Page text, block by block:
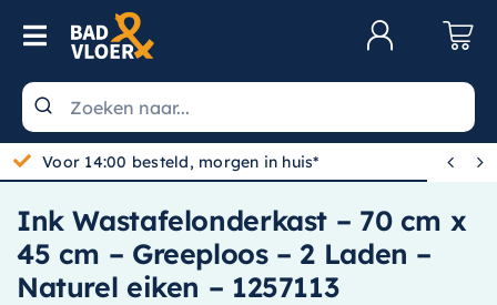
Skip to content
Toggle Navigation
Wastafels
Toiletten
Spiegels
Kranen
Voor 14:00 besteld, morgen in huis*  
Ink Wastafelonderkast – 70 cm x
45 cm – Greeploos – 2 Laden –
Naturel eiken – 1257113